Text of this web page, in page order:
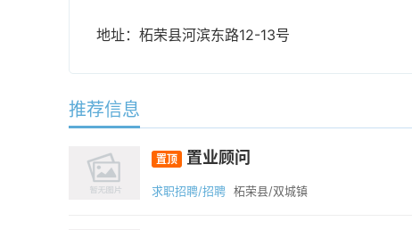
地址：柘荣县河滨东路12-13号
推荐信息
置顶 置业顾问
求职招聘/招聘 柘荣县/双城镇